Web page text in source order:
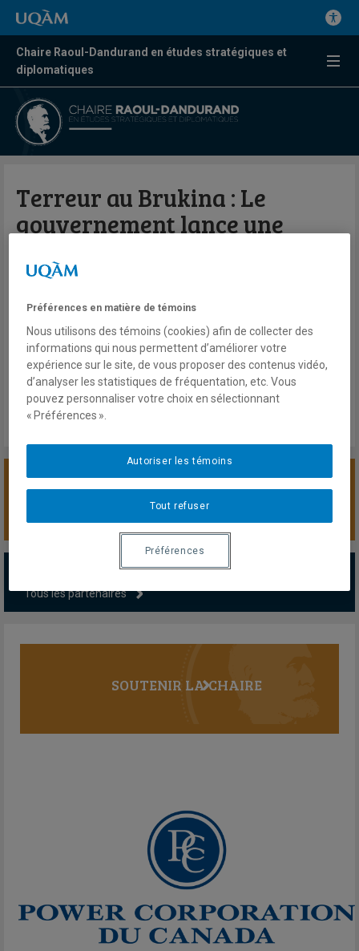
Chaire Raoul-Dandurand en études stratégiques et
diplomatiques
Terreur au Brukina : Le
gouvernement lance une
Télé
BBC
BBC News Afrique
Mardi 21 juin 2022
Lien externe
SOUTENIR LA CHAIRE
PARTENAIRES MAJEURS
Tous les partenaires
SOUTENIR LA CHAIRE
Préférences en matière de témoins
Nous utilisons des témoins (cookies) afin de collecter des
informations qui nous permettent d’améliorer votre
expérience sur le site, de vous proposer des contenus vidéo,
d’analyser les statistiques de fréquentation, etc. Vous
pouvez personnaliser votre choix en sélectionnant
« Préférences ».
Tout refuser
Autoriser les témoins
Préférences